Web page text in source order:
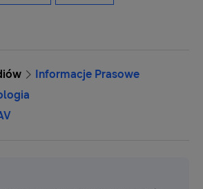
Informacje Prasowe